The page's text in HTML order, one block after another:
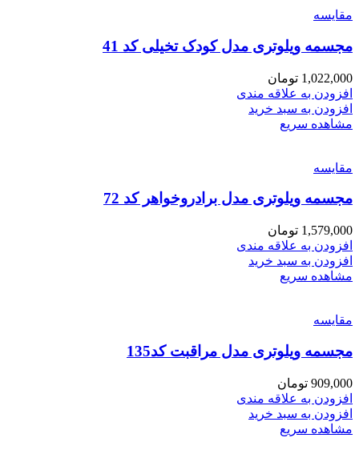
مقایسه
مجسمه ویلوتری مدل کودک تخیلی کد 41
1,022,000 تومان
افزودن به علاقه مندی
افزودن به سبد خرید
مشاهده سریع
مقایسه
مجسمه ویلوتری مدل برادروخواهر کد 72
1,579,000 تومان
افزودن به علاقه مندی
افزودن به سبد خرید
مشاهده سریع
مقایسه
مجسمه ویلوتری مدل مراقبت کد135
909,000 تومان
افزودن به علاقه مندی
افزودن به سبد خرید
مشاهده سریع